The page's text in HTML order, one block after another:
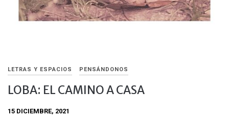
LETRAS Y ESPACIOS PENSÁNDONOS
LOBA: EL CAMINO A CASA
15 DICIEMBRE, 2021